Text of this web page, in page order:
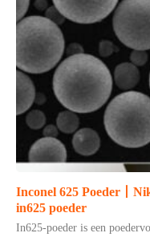
Inconel 625 Poeder丨
in625 poeder
In625-poeder is een